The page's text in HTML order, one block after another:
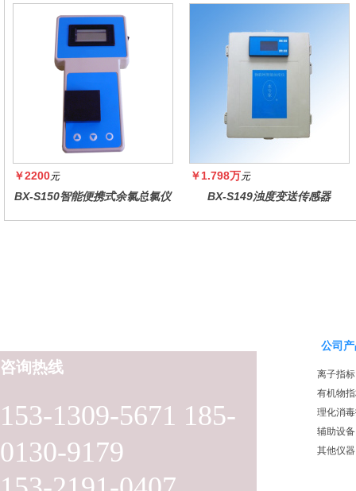
￥2200元
BX-S150智能便携式余氯总氯仪
￥1.798万元
BX-S149浊度变送传感器
153-1309-5671 185-
0130-9179
咨询热线
公司
离子指标
有机物
理化消
辅助设备
其他仪器